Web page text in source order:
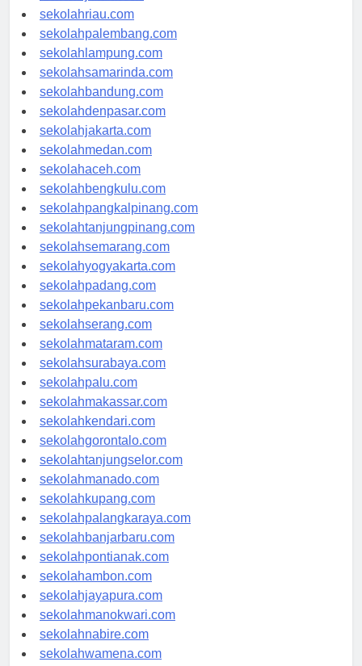
sekolahjambi.com
sekolahriau.com
sekolahpalembang.com
sekolahlampung.com
sekolahsamarinda.com
sekolahbandung.com
sekolahdenpasar.com
sekolahjakarta.com
sekolahmedan.com
sekolahaceh.com
sekolahbengkulu.com
sekolahpangkalpinang.com
sekolahtanjungpinang.com
sekolahsemarang.com
sekolahyogyakarta.com
sekolahpadang.com
sekolahpekanbaru.com
sekolahserang.com
sekolahmataram.com
sekolahsurabaya.com
sekolahpalu.com
sekolahmakassar.com
sekolahkendari.com
sekolahgorontalo.com
sekolahtanjungselor.com
sekolahmanado.com
sekolahkupang.com
sekolahpalangkaraya.com
sekolahbanjarbaru.com
sekolahpontianak.com
sekolahambon.com
sekolahjayapura.com
sekolahmanokwari.com
sekolahnabire.com